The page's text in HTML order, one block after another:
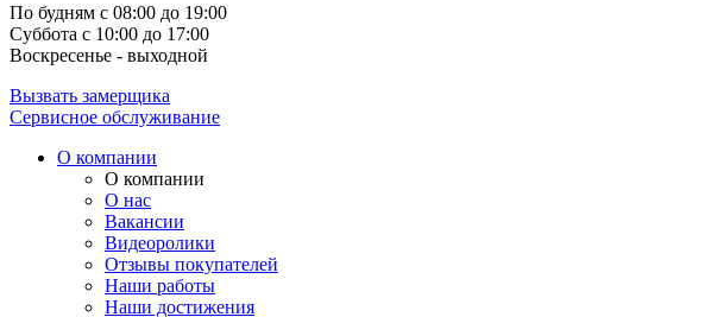
По будням с 08:00 до 19:00
Суббота с 10:00 до 17:00
Воскресенье - выходной
Вызвать замерщика
Сервисное обслуживание
О компании
О компании
О нас
Вакансии
Видеоролики
Отзывы покупателей
Наши работы
Наши достижения